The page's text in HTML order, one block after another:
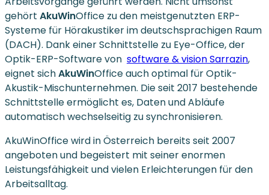
gehört AkuWinOffice zu den meistgenutzten ERP-
Systeme für Hörakustiker im deutschsprachigen Raum
(DACH). Dank einer Schnittstelle zu Eye-Office, der
Optik-ERP-Software von software & vision Sarrazin,
eignet sichAkuWinOffice auch optimal für Optik-
Akustik-Mischunternehmen. Die seit 2017 bestehende
Schnittstelle ermöglicht es, Daten und Abläufe
automatisch wechselseitig zu synchronisieren.
AkuWinOffice wird in Österreich bereits seit 2007
angeboten und begeistert mit seiner enormen
Leistungsfähigkeit und vielen Erleichterungen für den
Arbeitsalltag.